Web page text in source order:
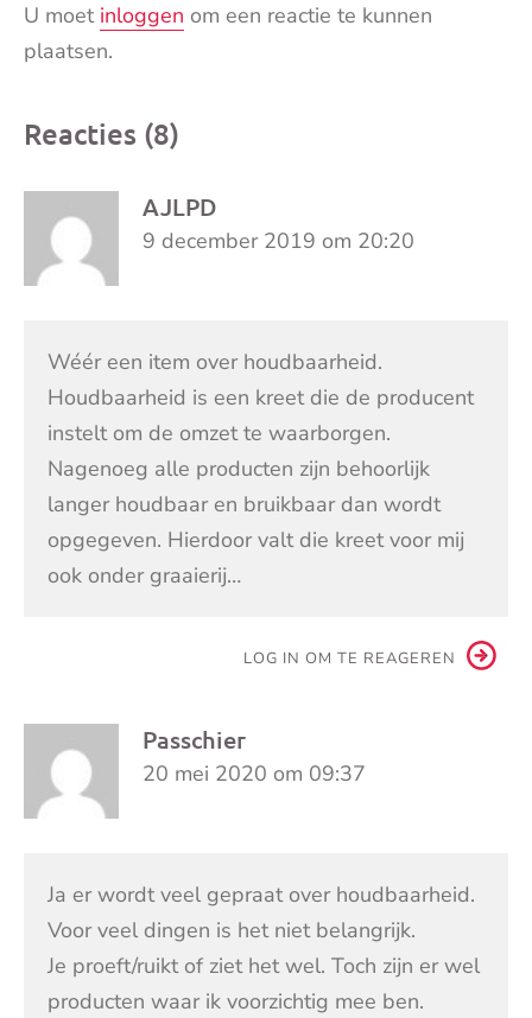
U moet inloggen om een reactie te kunnen
plaatsen.
Reacties (8)
AJLPD
9 december 2019 om 20:20
Wéér een item over houdbaarheid.
Houdbaarheid is een kreet die de producent
instelt om de omzet te waarborgen.
Nagenoeg alle producten zijn behoorlijk
langer houdbaar en bruikbaar dan wordt
opgegeven. Hierdoor valt die kreet voor mij
ook onder graaierij…
LOG IN OM TE REAGEREN
Passchier
20 mei 2020 om 09:37
Ja er wordt veel gepraat over houdbaarheid.
Voor veel dingen is het niet belangrijk.
Je proeft/ruikt of ziet het wel. Toch zijn er wel
producten waar ik voorzichtig mee ben.